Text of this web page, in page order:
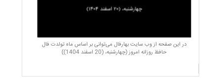
در این صفحه از وب سایت بهارفال می‌توانی بر اساس ماه تولدت فال
حافظ روزانه امروز (چهارشنبه، (20 اسفند 1404))